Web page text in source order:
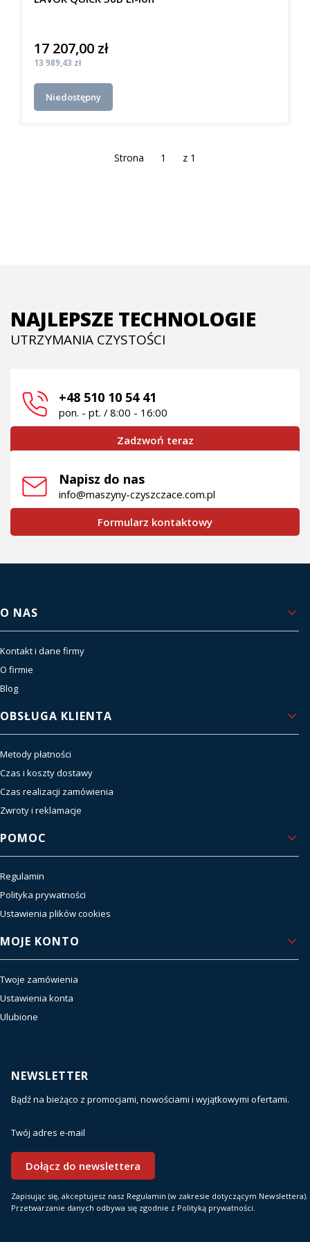
Cena
17 207,00 zł
Cena
13 989,43 zł
Niedostępny
Strona z 1
NAJLEPSZE TECHNOLOGIE
UTRZYMANIA CZYSTOŚCI
+48 510 10 54 41
pon. - pt. / 8:00 - 16:00
Zadzwoń teraz
Napisz do nas
info@maszyny-czyszczace.com.pl
Formularz kontaktowy
Linki w stopce
O NAS
Kontakt i dane firmy
O firmie
Blog
OBSŁUGA KLIENTA
Metody płatności
Czas i koszty dostawy
Czas realizacji zamówienia
Zwroty i reklamacje
POMOC
Regulamin
Polityka prywatności
Ustawienia plików cookies
MOJE KONTO
Twoje zamówienia
Ustawienia konta
Ulubione
NEWSLETTER
Bądź na bieżąco z promocjami, nowościami i wyjątkowymi ofertami.
Twój adres e-mail
Dołącz do newslettera
Zapisując się, akceptujesz nasz Regulamin (w zakresie dotyczącym Newslettera).
Przetwarzanie danych odbywa się zgodnie z Polityką prywatności.